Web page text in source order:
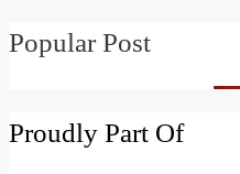
Popular Post
Proudly Part Of